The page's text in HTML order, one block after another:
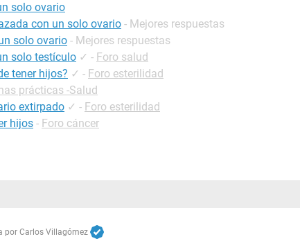
solo ovario
con un solo ovario - Mejores respuestas
solo ovario - Mejores respuestas
solo testículo ✓ - Foro salud
tener hijos? ✓ - Foro esterilidad
prácticas -Salud
extirpado ✓ - Foro esterilidad
hijos - Foro cáncer
por Carlos Villagómez